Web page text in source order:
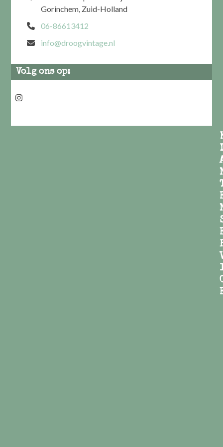
Gorinchem, Zuid-Holland
06-86613412
info@droogvintage.nl
Volg ons op:
Instagram